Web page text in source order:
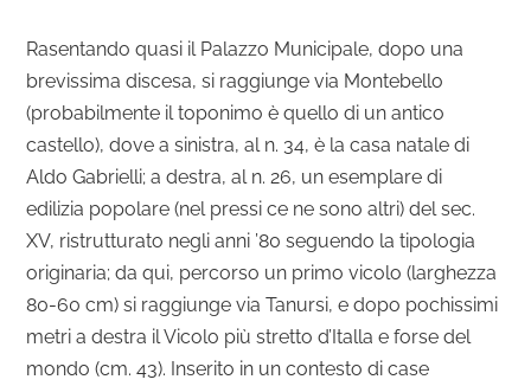
Rasentando quasi il Palazzo Municipale, dopo una
brevissima discesa, si raggiunge via Montebello
(probabilmente il toponimo è quello di un antico
castello), dove a sinistra, al n. 34, è la casa natale di
Aldo Gabrielli; a destra, al n. 26, un esemplare di
edilizia popolare (nel pressi ce ne sono altri) del sec.
XV, ristrutturato negli anni ’80 seguendo la tipologia
originaria; da qui, percorso un primo vicolo (larghezza
80-60 cm) si raggiunge via Tanursi, e dopo pochissimi
metri a destra il Vicolo più stretto d’Italla e forse del
mondo (cm. 43). Inserito in un contesto di case